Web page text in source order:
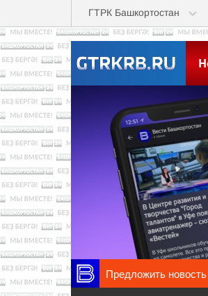
Перейти к основному содержанию
ГТРК Башкортостан
Предложить новость